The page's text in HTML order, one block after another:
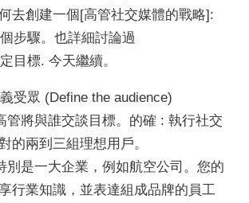
去創建一個[高管社交媒體的戰略]:
步驟。也詳細討論過
目標. 今天繼續。
受眾 (Define the audience)
管將與誰交談目標。的確 : 執行社交
的兩到三組理想用戶。
別是一大企業，例如航空公司。您的
行業知識，並表達組成品牌的員工